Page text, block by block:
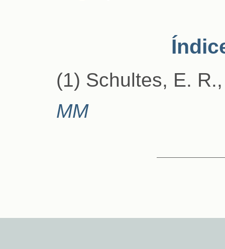
(1) Schultes, E.
MM